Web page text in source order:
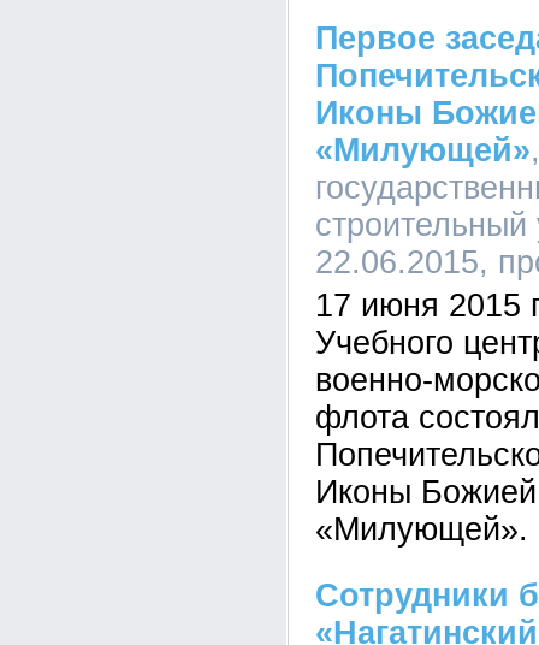
Первое
Иконы
«Милующей»
строительный
22.06.2015,
17 июня 2015
Учебного
военно-
флота
Иконы
«Милующей».
Сотрудники